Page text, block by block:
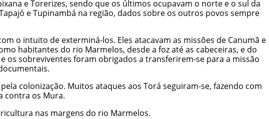
e Torerizes, sendo que os últimos ocupavam o norte e o sul da
e Tupinambá na região, dados sobre os outros povos sempre
o intuito de exterminá-los. Eles atacavam as missões de Canumã e
habitantes do rio Marmelos, desde a foz até as cabeceiras, e do
sobreviventes foram obrigados a transferirem-se para a missão
colonização. Muitos ataques aos Torá seguiram-se, fazendo com
contra os Mura.
nas margens do rio Marmelos.